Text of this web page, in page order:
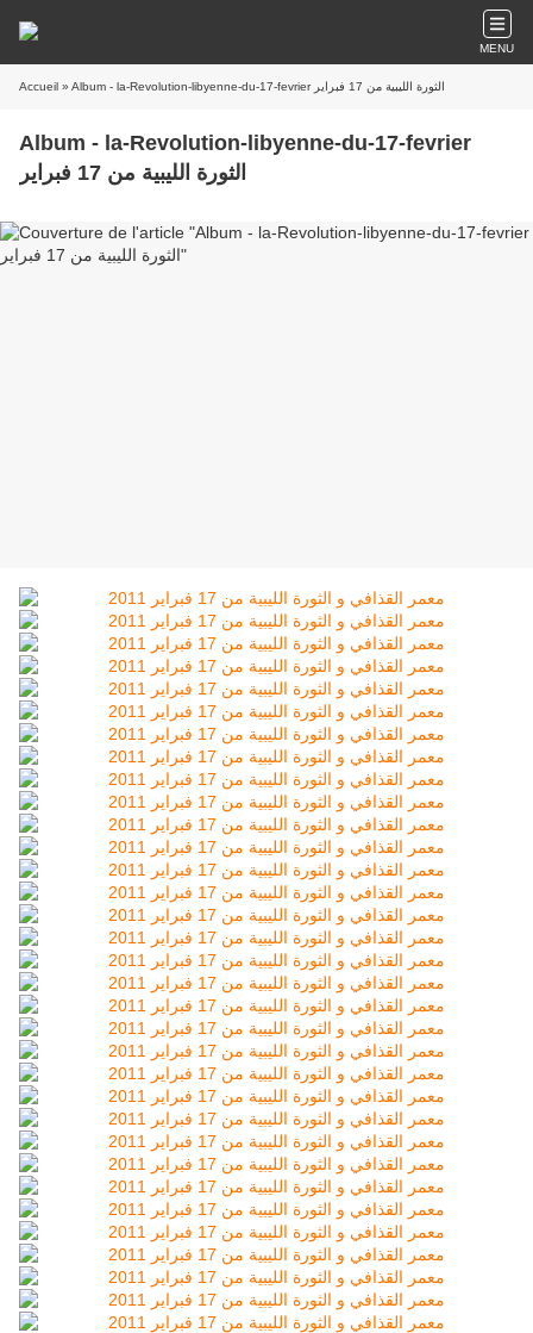
MENU
Accueil » Album - la-Revolution-libyenne-du-17-fevrier الثورة الليبية من 17 فبراير
Album - la-Revolution-libyenne-du-17-fevrier
الثورة الليبية من 17 فبراير